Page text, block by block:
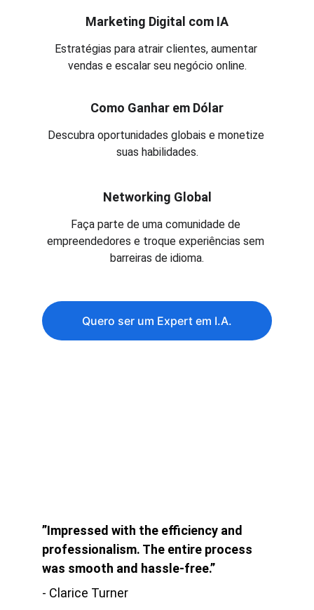
Marketing Digital com IA
Estratégias para atrair clientes, aumentar
vendas e escalar seu negócio online.
Como Ganhar em Dólar
Descubra oportunidades globais e monetize
suas habilidades.
Networking Global
Faça parte de uma comunidade de
empreendedores e troque experiências sem
barreiras de idioma.
Quero ser um Expert em I.A.
”Impressed with the efficiency and
professionalism. The entire process
was smooth and hassle-free.”
- Clarice Turner